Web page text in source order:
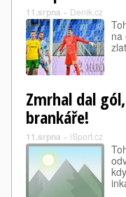
11.srpna » Deník.cz
na
Zmrhal dal
brankáře!
11.srpna » iSport.cz